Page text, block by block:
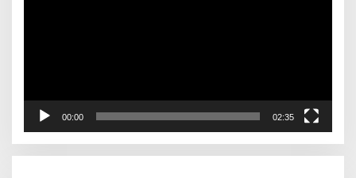
00:00 02:35